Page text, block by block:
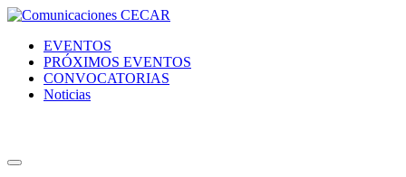
EVENTOS
PRÓXIMOS EVENTOS
CONVOCATORIAS
Noticias